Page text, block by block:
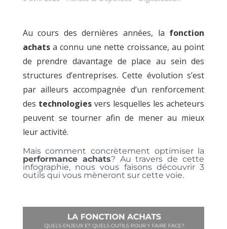
Au cours des dernières années, la fonction
achatsa connu une nette croissance, au point
de prendre davantage de place au sein des
structures d’entreprises. Cette évolution s’est
par ailleurs accompagnée d’un renforcement
des technologiesvers lesquelles les acheteurs
peuvent se tourner afin de mener au mieux
leur activité.
Mais comment concrètement optimiser la
performance achats? Au travers de cette
infographie, nous vous faisons découvrir 3
outils qui vous mèneront sur cette voie.